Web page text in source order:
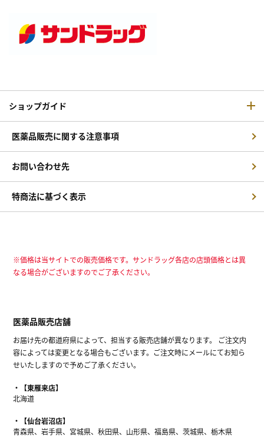
ショップガイド
医薬品販売に関する注意事項
お問い合わせ先
特商法に基づく表示
※価格は当サイトでの販売価格です。サンドラッグ各店の店頭価格とは異
なる場合がございますのでご了承ください。
医薬品販売店舗
お届け先の都道府県によって、担当する販売店舗が異なります。 ご注文内
容によっては変更となる場合もございます。ご注文時にメールにてお知ら
せいたしますので予めご了承ください。
【東雁来店】
北海道
【仙台岩沼店】
青森県、岩手県、宮城県、秋田県、山形県、福島県、茨城県、栃木県